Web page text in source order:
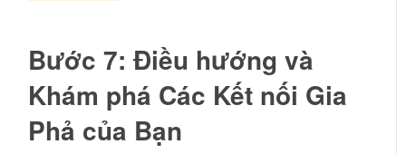
Bước 7: Điều hướng và
Khám phá Các Kết nối Gia
Phả của Bạn